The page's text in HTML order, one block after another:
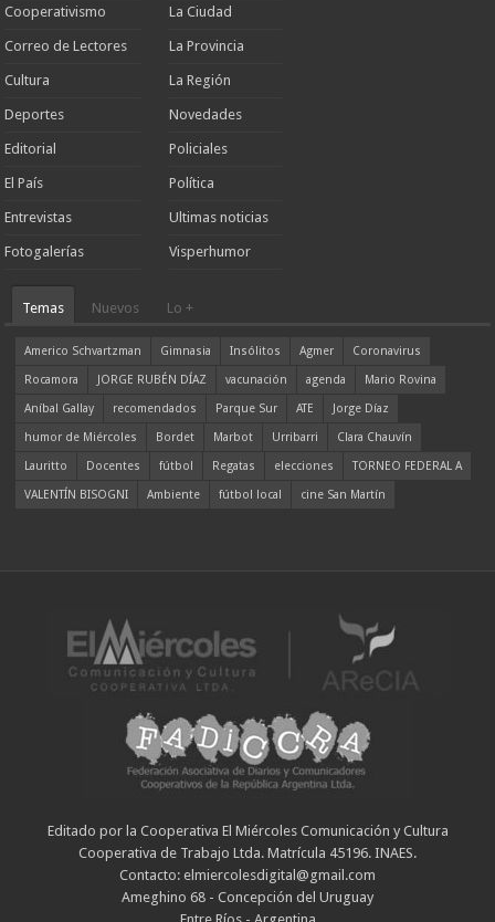
Cooperativismo
Correo de Lectores
Cultura
Deportes
Editorial
El País
Entrevistas
Fotogalerías
La Ciudad
La Provincia
La Región
Novedades
Policiales
Política
Ultimas noticias
Visperhumor
Temas Nuevos Lo +
Americo Schvartzman Gimnasia Insólitos Agmer
Coronavirus
Rocamora
JORGE RUBÉN DÍAZ vacunación agenda
Mario Rovina
Aníbal Gallay
recomendados Parque Sur ATE
Jorge Díaz
humor de Miércoles
Bordet Marbot Urribarri
Clara Chauvín
Lauritto
Docentes fútbol Regatas elecciones
TORNEO FEDERAL A
VALENTÍN BISOGNI
Ambiente fútbol local cine San Martín
Editado por la Cooperativa El Miércoles Comunicación y Cultura
Cooperativa de Trabajo Ltda. Matrícula 45196. INAES.
Contacto: elmiercolesdigital@gmail.com
Ameghino 68 - Concepción del Uruguay